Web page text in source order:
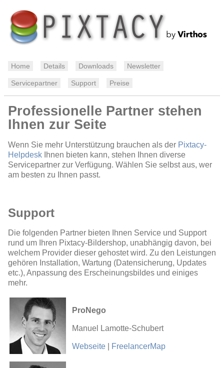
Home Details Downloads Newsletter
Servicepartner Support Preise
Professionelle Partner stehen
Ihnen zur Seite
Wenn Sie mehr Unterstützung brauchen als der Pixtacy-
Helpdesk Ihnen bieten kann, stehen Ihnen diverse
Servicepartner zur Verfügung. Wählen Sie selbst aus, wer
am besten zu Ihnen passt.
Support
Die folgenden Partner bieten Ihnen Service und Support
rund um Ihren Pixtacy-Bildershop, unabhängig davon, bei
welchem Provider dieser gehostet wird. Zu den Leistungen
gehören Installation, Wartung (Datensicherung, Updates
etc.), Anpassung des Erscheinungsbildes und einiges
mehr.
ProNego
Manuel Lamotte-Schubert
Webseite FreelancerMap